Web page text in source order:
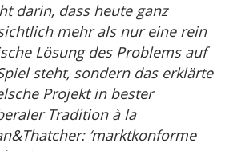
darin, dass heute ganz
mehr als nur eine rein
Lösung des Problems auf
steht, sondern das erklärte
Projekt in bester
Tradition à la
‘marktkonforme